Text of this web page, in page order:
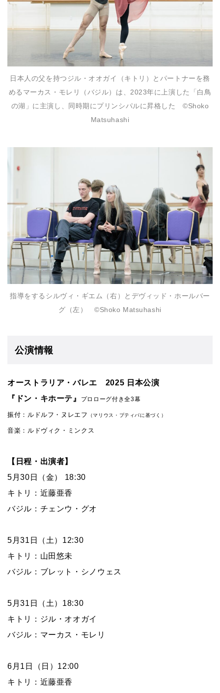
日本人の父を持つジル・オオガイ（キトリ）とパートナーを務
めるマーカス・モレリ（バジル）は、2023年に上演した「白鳥
の湖」に主演し、同時期にプリンシパルに昇格した ©︎Shoko
Matsuhashi
指導をするシルヴィ・ギエム（右）とデヴィッド・ホールバー
グ（左） ©︎Shoko Matsuhashi
公演情報
オーストラリア・バレエ 2025 日本公演
『ドン・キホーテ』
プロローグ付き全3幕
振付：ルドルフ・ヌレエフ （マリウス・プティパに基づく）
音楽：ルドヴィク・ミンクス
【日程・出演者】
5月30日（金） 18:30
キトリ：近藤亜香
バジル：チェンウ・グオ
5月31日（土）12:30
キトリ：山田悠未
バジル：ブレット・シノウェス
5月31日（土）18:30
キトリ：ジル・オオガイ
バジル：マーカス・モレリ
6月1日（日）12:00
キトリ：近藤亜香